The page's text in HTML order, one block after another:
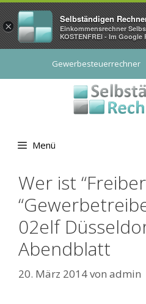
Gewerbesteuerrechner
Menü
Wer ist
02elf
Abendblatt
20. März 2014von admin
×
Selbständigen
Einkommensrechner
KOSTENFREI - Im Google